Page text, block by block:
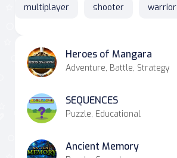
multiplayer shooter warrior
Heroes of Mangara
Adventure, Battle, Strategy
SEQUENCES
Puzzle, Educational
Ancient Memory